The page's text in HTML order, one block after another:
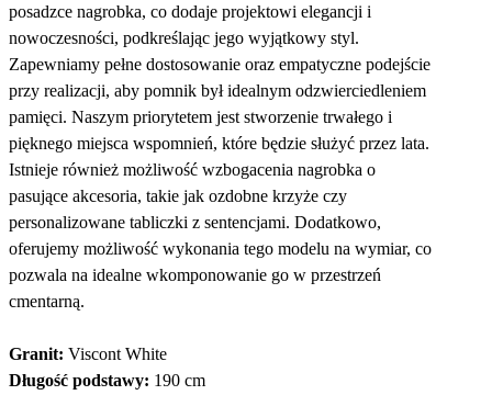
posadzce nagrobka, co dodaje projektowi elegancji i
nowoczesności, podkreślając jego wyjątkowy styl.
Zapewniamy pełne dostosowanie oraz empatyczne podejście
przy realizacji, aby pomnik był idealnym odzwierciedleniem
pamięci. Naszym priorytetem jest stworzenie trwałego i
pięknego miejsca wspomnień, które będzie służyć przez lata.
Istnieje również możliwość wzbogacenia nagrobka o
pasujące akcesoria, takie jak ozdobne krzyże czy
personalizowane tabliczki z sentencjami. Dodatkowo,
oferujemy możliwość wykonania tego modelu na wymiar, co
pozwala na idealne wkomponowanie go w przestrzeń
cmentarną.
Granit: Viscont White
Długość podstawy: 190 cm